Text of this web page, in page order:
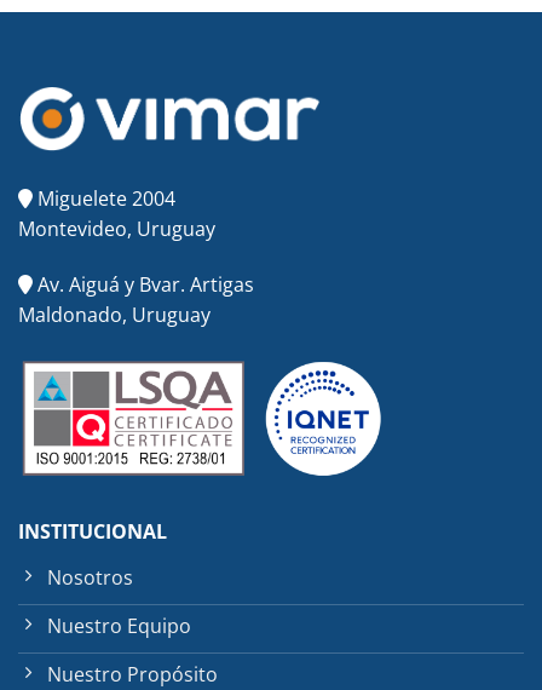
Miguelete 2004
Montevideo, Uruguay
Av. Aiguá y Bvar. Artigas
Maldonado, Uruguay
INSTITUCIONAL
Nosotros
Nuestro Equipo
Nuestro Propósito